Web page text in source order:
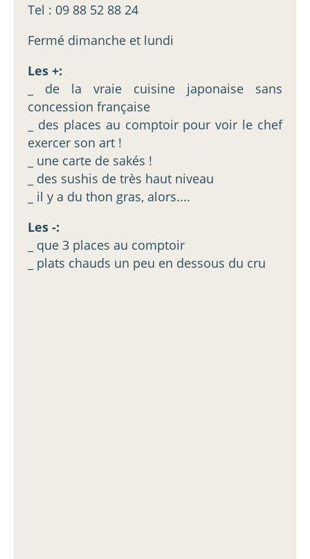
Tel : 09 88 52 88 24
Fermé dimanche et lundi
Les +:
_ de la vraie cuisine japonaise sans
concession française
_ des places au comptoir pour voir le chef
exercer son art !
_ une carte de sakés !
_ des sushis de très haut niveau
_ il y a du thon gras, alors....
Les -:
_ que 3 places au comptoir
_ plats chauds un peu en dessous du cru